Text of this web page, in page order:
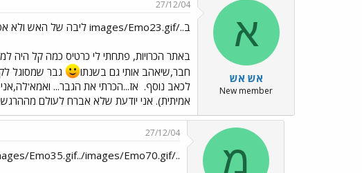
ם
ת
א
י
ך
א
אש אש
New member
27/12/04
ב../images/Emo23.gif ליבה של האש ולא אסוג../images/Emo66.gif
באתר הכרויות, פתחתי לי כרטיס כמה קל היה
חבר,שיאהב אותי גם בשנתו
גבר שמסוגל
לכאב נוסף. אז...הכרתי את הגבר...
אמיתית). אני יודעת שלא אברח לעולם
מ
27/12/04
../images/Emo35.gif../images/Emo70.gif